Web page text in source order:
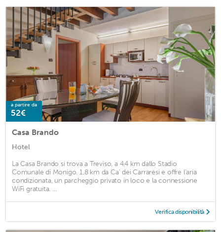
a partire da
52€
Casa Brando
Hotel
La Casa Brando si trova a Treviso, a 4,4 km dallo Stadio
Comunale di Monigo. 1,8 km da Ca' dei Carraresi e offre l'aria
condizionata, un parcheggio privato in loco e la connessione
WiFi gratuita. ...
Verifica disponibilità